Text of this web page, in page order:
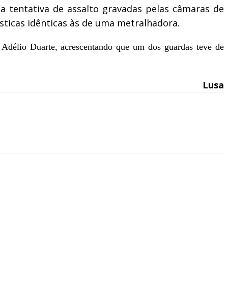
tentativa de assalto gravadas pelas câmaras de
idênticas às de uma metralhadora.
Duarte, acrescentando que um dos guardas teve de
Lusa